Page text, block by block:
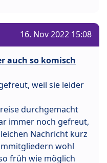
16. Nov 2022 15:08
auch so komisch
weil sie leider
durchgemacht
immer noch gefreut,
Nachricht kurz
wohl
früh wie möglich